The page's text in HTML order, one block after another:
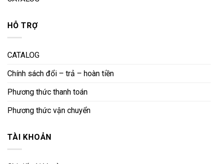
HỖ TRỢ
CATALOG
Chính sách đổi – trả – hoàn tiền
Phương thức thanh toán
Phương thức vận chuyển
TÀI KHOẢN